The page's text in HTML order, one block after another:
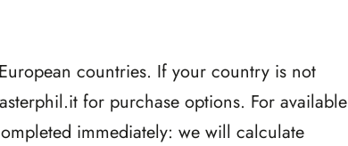
countries. If your country is not
for purchase options. For available
immediately: we will calculate